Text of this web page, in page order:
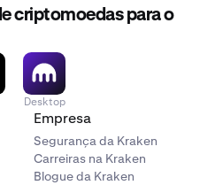
criptomoedas para o
Desktop
Empresa
Segurança da Kraken
Carreiras na Kraken
Blogue da Kraken